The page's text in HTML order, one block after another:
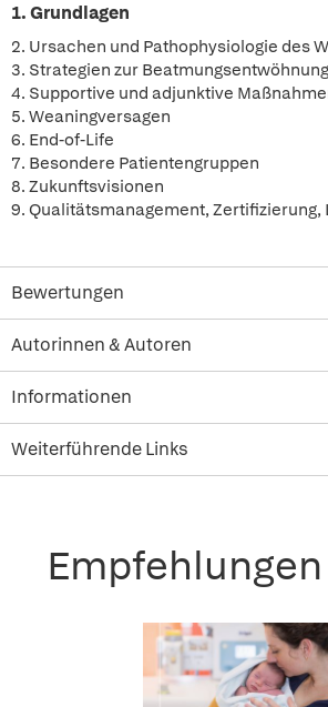
1. Grundlagen
2. Ursachen und Pathophysiologie des
3. Strategien zur Beatmungsentwöhnung
4. Supportive und adjunktive
5. Weaningversagen
6. End-of-Life
7. Besondere Patientengruppen
8. Zukunftsvisionen
9. Qualitätsmanagement, Zertifizierung,
Bewertungen
Autorinnen & Autoren
Informationen
Weiterführende Links